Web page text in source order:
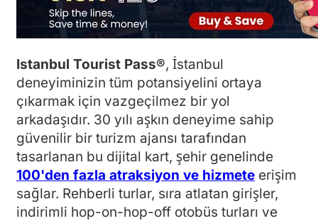
Istanbul Tourist Pass®, İstanbul
deneyiminizin tüm potansiyelini ortaya
çıkarmak için vazgeçilmez bir yol
arkadaşıdır. 30 yılı aşkın deneyime sahip
güvenilir bir turizm ajansı tarafından
tasarlanan bu dijital kart, şehir genelinde
100'den fazla atraksiyon ve hizmete erişim
sağlar. Rehberli turlar, sıra atlatan girişler,
indirimli hop-on-hop-off otobüs turları ve